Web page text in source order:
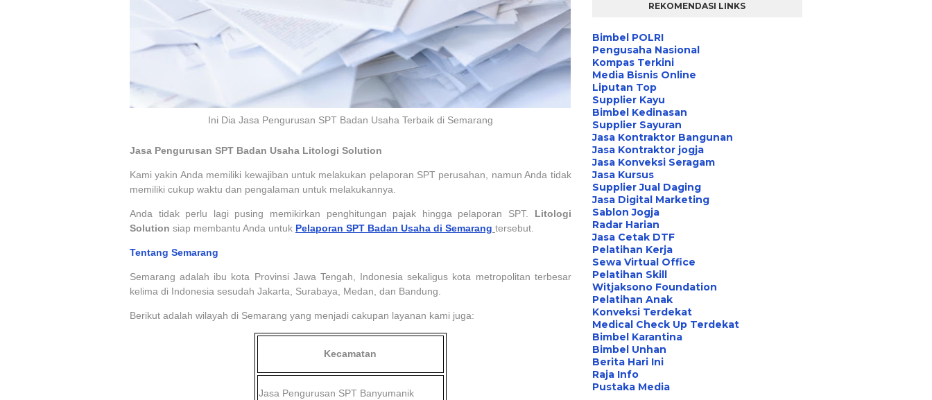
Ini Dia Jasa Pengurusan SPT Badan Usaha Terbaik di Semarang
Jasa Pengurusan SPT Badan Usaha Litologi Solution
Kami yakin Anda memiliki kewajiban untuk melakukan pelaporan SPT perusahan, namun Anda tidak
memiliki cukup waktu dan pengalaman untuk melakukannya.
Anda tidak perlu lagi pusing memikirkan penghitungan pajak hingga pelaporan SPT. Litologi
Solution siap membantu Anda untuk Pelaporan SPT Badan Usaha di Semarang tersebut.
Tentang Semarang
Semarang adalah ibu kota Provinsi Jawa Tengah, Indonesia sekaligus kota metropolitan terbesar
kelima di Indonesia sesudah Jakarta, Surabaya, Medan, dan Bandung.
Berikut adalah wilayah di Semarang yang menjadi cakupan layanan kami juga:
Kecamatan
Jasa Pengurusan SPT Banyumanik
REKOMENDASI LINKS
Bimbel POLRI
Pengusaha Nasional
Kompas Terkini
Media Bisnis Online
Liputan Top
Supplier Kayu
Bimbel Kedinasan
Supplier Sayuran
Jasa Kontraktor Bangunan
Jasa Kontraktor jogja
Jasa Konveksi Seragam
Jasa Kursus
Supplier Jual Daging
Jasa Digital Marketing
Sablon Jogja
Radar Harian
Jasa Cetak DTF
Pelatihan Kerja
Sewa Virtual Office
Pelatihan Skill
Witjaksono Foundation
Pelatihan Anak
Konveksi Terdekat
Medical Check Up Terdekat
Bimbel Karantina
Bimbel Unhan
Berita Hari Ini
Raja Info
Pustaka Media